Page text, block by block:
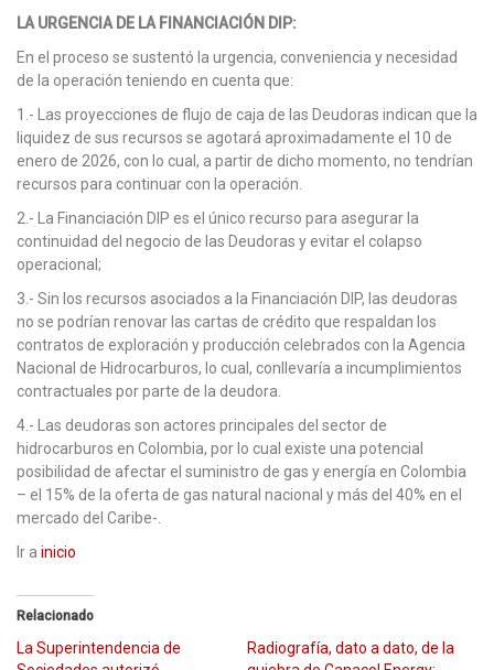
LA URGENCIA DE LA FINANCIACIÓN DIP:
En el proceso se sustentó la urgencia, conveniencia y necesidad
de la operación teniendo en cuenta que:
1.- Las proyecciones de flujo de caja de las Deudoras indican que la
liquidez de sus recursos se agotará aproximadamente el 10 de
enero de 2026, con lo cual, a partir de dicho momento, no tendrían
recursos para continuar con la operación.
2.- La Financiación DIP es el único recurso para asegurar la
continuidad del negocio de las Deudoras y evitar el colapso
operacional;
3.- Sin los recursos asociados a la Financiación DIP, las deudoras
no se podrían renovar las cartas de crédito que respaldan los
contratos de exploración y producción celebrados con la Agencia
Nacional de Hidrocarburos, lo cual, conllevaría a incumplimientos
contractuales por parte de la deudora.
4.- Las deudoras son actores principales del sector de
hidrocarburos en Colombia, por lo cual existe una potencial
posibilidad de afectar el suministro de gas y energía en Colombia
– el 15% de la oferta de gas natural nacional y más del 40% en el
mercado del Caribe-.
Ir a inicio
Relacionado
La Superintendencia de
Radiografía, dato a dato, de la